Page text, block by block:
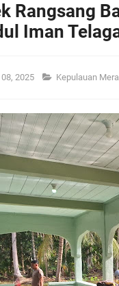
DPRD
PTPN IV
Bupati
Wacana
Baru
Bupati
Rangsang
Iman
2025 Kepulauan